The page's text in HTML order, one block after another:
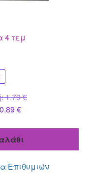
4 τεμ
1.79€Original
0.89€Η
είναι:
Επιθυμιών